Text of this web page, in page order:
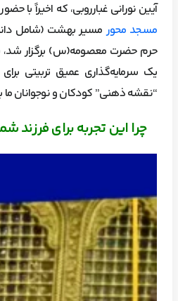
آیین نورانی غبارروبی، که اخیراً با
مسجد محورمسیر بهشت (شامل
حرم حضرت معصومه‌(س) برگزار شد،
یک سرمایه‌گذاری عمیق تربیتی
“نقشه ذهنی” کودکان و نوجوانان ما
چرا این تجربه برای فرزند